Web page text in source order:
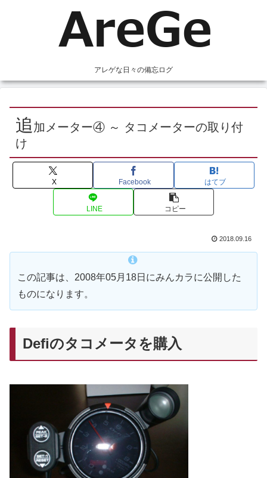
アレゲな日々の備忘ログ
追 加メーター④ ～ タコメーターの取り付
け
X Facebook はてブ
LINE コピー
2018.09.16
この記事は、2008年05月18日にみんカラに公開した
ものになります。
Defiのタコメータを購入